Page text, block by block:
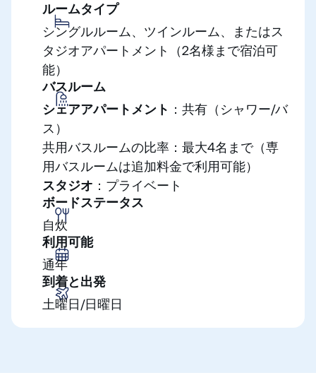
ルームタイプ
シングルルーム、ツインルーム、またはス
タジオアパートメント（2名様まで宿泊可
能）
バスルーム
シェアアパートメント ：共有（シャワー/バ
ス）
共用バスルームの比率：最大4名まで（専
用バスルームは追加料金で利用可能）
スタジオ ：プライベート
ボードステータス
自炊
利用可能
通年
到着と出発
土曜日/日曜日